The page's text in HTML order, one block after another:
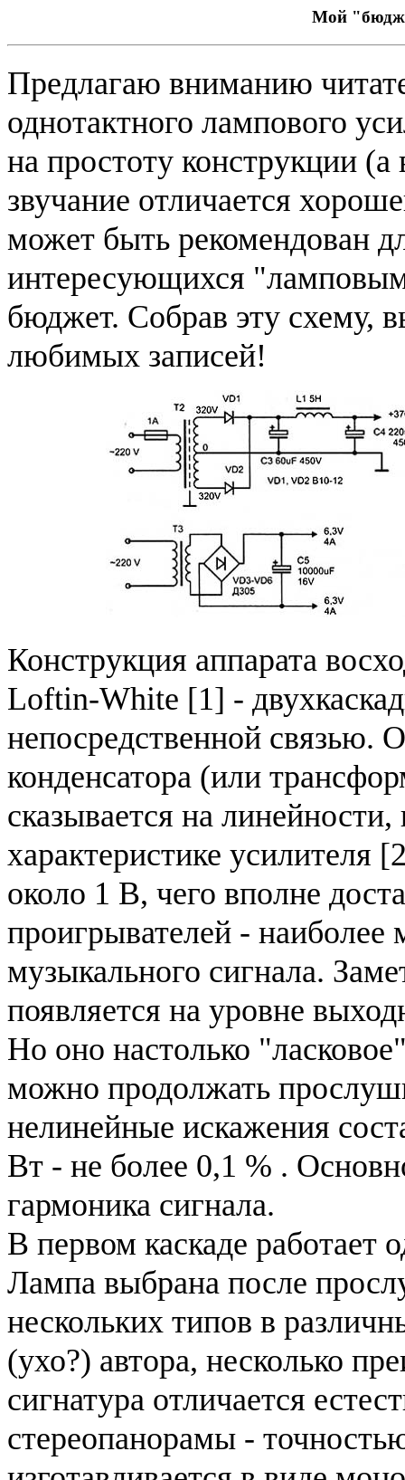
Мой
Предлагаю вниманию
однотактного лампового
на простоту конструкции
звучание отличается
может быть рекомендован
интересующихся
бюджет. Собрав эту схему,
любимых записей!
Конструкция аппарата
Loftin-White [1] -
непосредственной связью.
конденсатора (или
сказывается на
характеристике усилителя
около 1 В, чего вполне
проигрывателей - наиболее
музыкального сигнала.
появляется на уровне
Но оно настолько
можно продолжать
нелинейные искажения
Вт - не более 0,1 % .
гармоника сигнала.
В первом каскаде
Лампа выбрана после
нескольких типов в
(ухо?) автора, несколько
сигнатура отличается
стереопанорамы -